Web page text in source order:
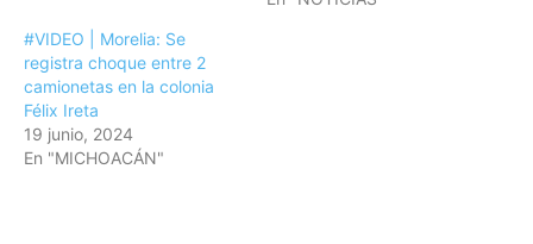
#VIDEO | Morelia: Se
registra choque entre 2
camionetas en la colonia
Félix Ireta
19 junio, 2024
En "MICHOACÁN"